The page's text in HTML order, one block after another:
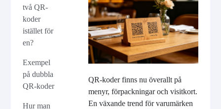
två QR-
koder
istället för
en?
Exempel
på dubbla
QR-koder
Hur man
QR-koder finns nu överallt på
menyr, förpackningar och visitkort.
En växande trend för varumärken